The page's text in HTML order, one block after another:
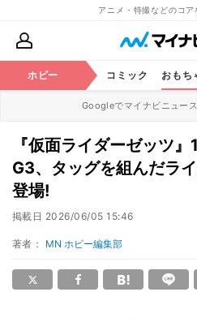
アニメ・特撮などのコア
ホビー
アニメ コミック おもち
Googleでマイナビニュー
『仮面ライダーゼッツ
G3、タッグを組んだラ
登場!
掲載日 2026/06/05 15:46
著者： MN ホビー編集部